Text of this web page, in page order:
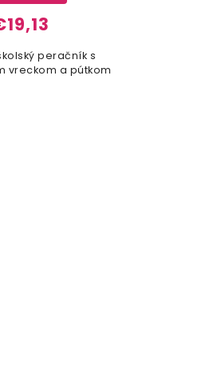
peračník s
vreckom a pútkom